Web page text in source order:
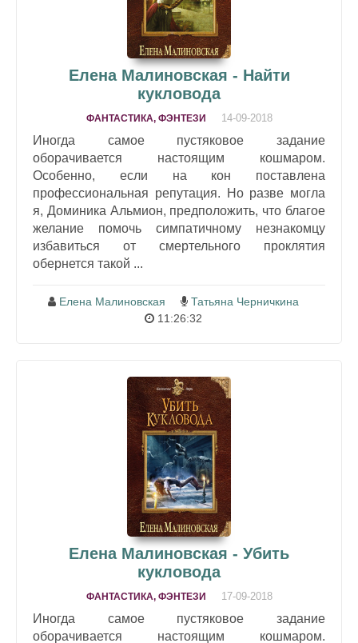
Елена Малиновская - Найти
кукловода
ФАНТАСТИКА, ФЭНТЕЗИ 14-09-2018
Иногда самое пустяковое задание
оборачивается настоящим кошмаром.
Особенно, если на кон поставлена
профессиональная репутация. Но разве могла
я, Доминика Альмион, предположить, что благое
желание помочь симпатичному незнакомцу
избавиться от смертельного проклятия
обернется такой ...
Елена Малиновская
Татьяна Черничкина
11:26:32
Елена Малиновская - Убить
кукловода
ФАНТАСТИКА, ФЭНТЕЗИ 17-09-2018
Иногда самое пустяковое задание
оборачивается настоящим кошмаром.